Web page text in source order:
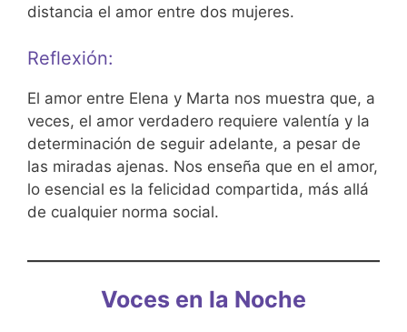
distancia el amor entre dos mujeres.
Reflexión:
El amor entre Elena y Marta nos muestra que, a
veces, el amor verdadero requiere valentía y la
determinación de seguir adelante, a pesar de
las miradas ajenas. Nos enseña que en el amor,
lo esencial es la felicidad compartida, más allá
de cualquier norma social.
Voces en la Noche